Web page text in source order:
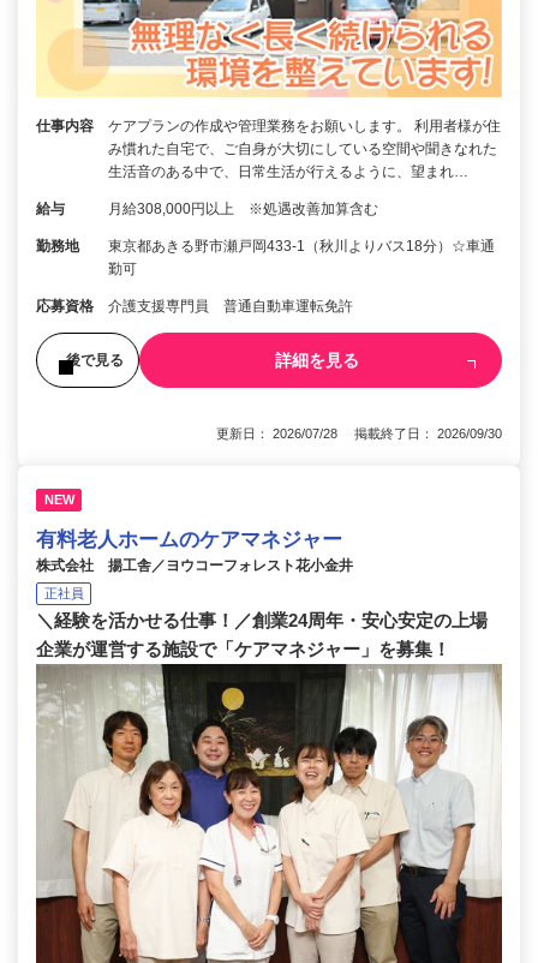
仕事内容
ケアプランの作成や管理業務をお願いします。 利用者様が住
み慣れた自宅で、ご自身が大切にしている空間や聞きなれた
生活音のある中で、日常生活が行えるように、望まれ…
給与 月給308,000円以上 ※処遇改善加算含む
勤務地
東京都あきる野市瀬戸岡433-1（秋川よりバス18分）☆車通
勤可
応募資格 介護支援専門員 普通自動車運転免許
後で見る 詳細を見る
更新日： 2026/07/28 掲載終了日： 2026/09/30
NEW
有料老人ホームのケアマネジャー
株式会社 揚工舎／ヨウコーフォレスト花小金井
正社員
＼経験を活かせる仕事！／創業24周年・安心安定の上場
企業が運営する施設で「ケアマネジャー」を募集！